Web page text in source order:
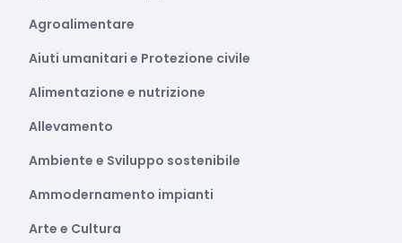
Agroalimentare
Aiuti umanitari e Protezione civile
Alimentazione e nutrizione
Allevamento
Ambiente e Sviluppo sostenibile
Ammodernamento impianti
Arte e Cultura